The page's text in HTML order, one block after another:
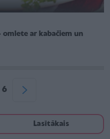
omlete ar kabačiem un
6
Lasītākais